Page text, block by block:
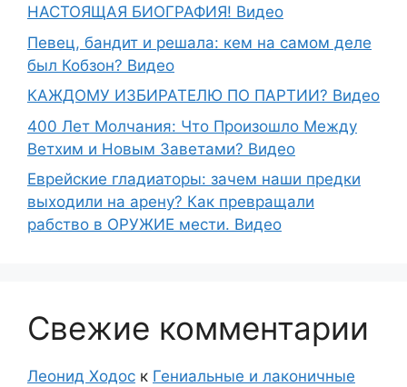
НАСТОЯЩАЯ БИОГРАФИЯ! Видео
Певец, бандит и решала: кем на самом деле
был Кобзон? Видео
КАЖДОМУ ИЗБИРАТЕЛЮ ПО ПАРТИИ? Видео
400 Лет Молчания: Что Произошло Между
Ветхим и Новым Заветами? Видео
Еврейские гладиаторы: зачем наши предки
выходили на арену? Как превращали
рабство в ОРУЖИЕ мести. Видео
Свежие комментарии
Леонид Ходос к Гениальные и лаконичные